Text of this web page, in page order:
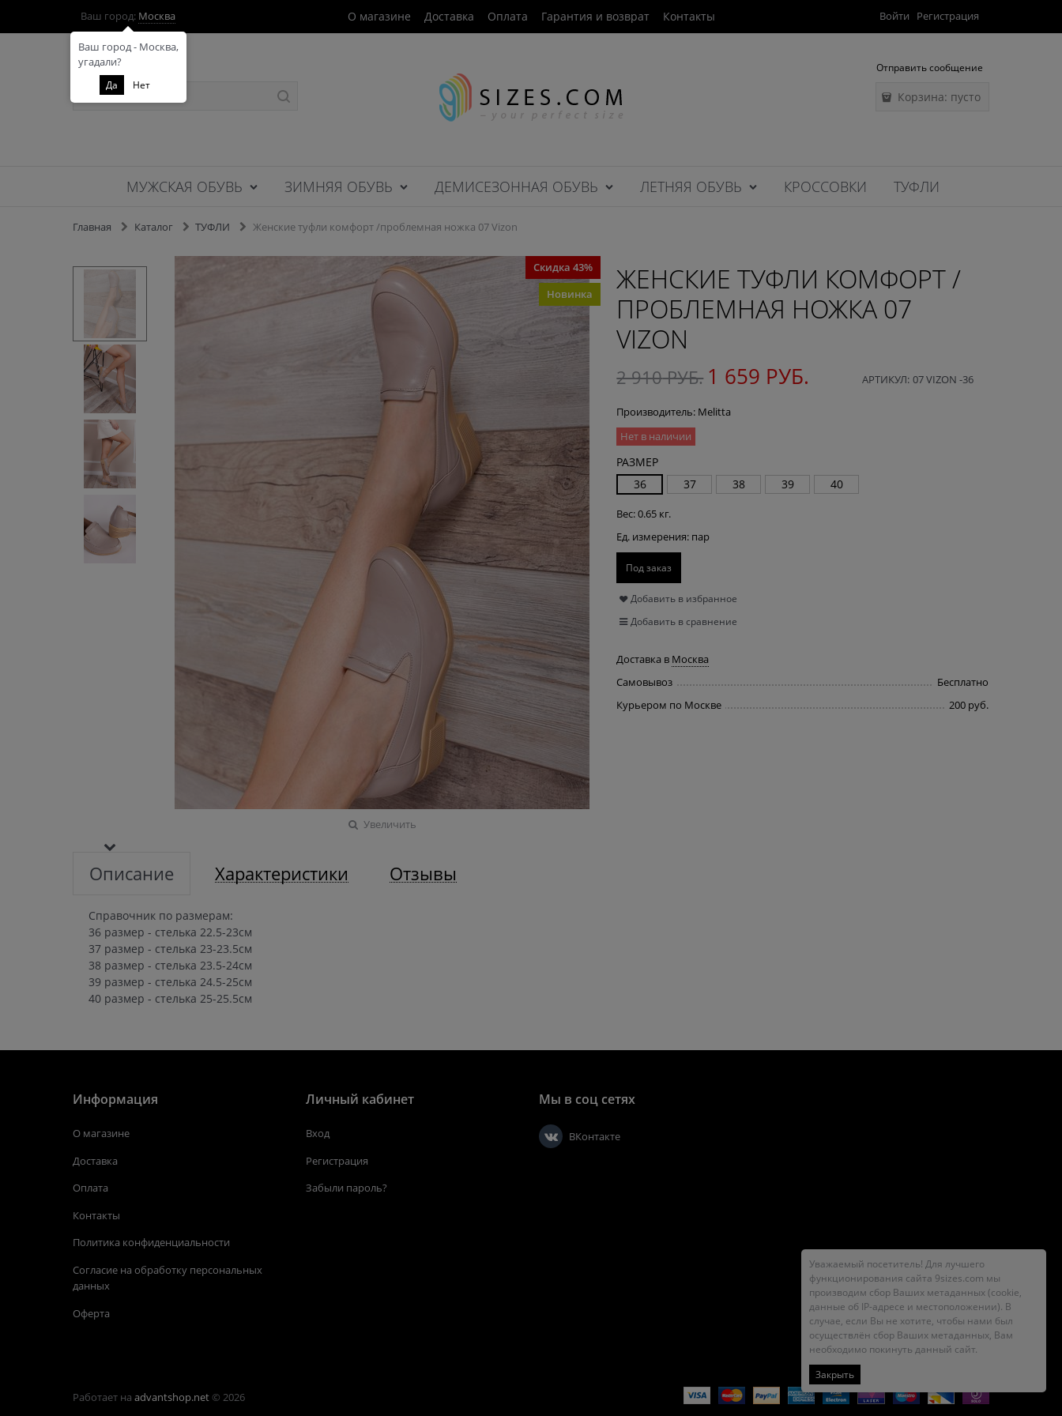
Ваш город: Москва О магазине Доставка Оплата Гарантия и возврат Контакты Войти Регистрация
Отправить сообщение
Корзина: пусто
МУЖСКАЯ ОБУВЬ ЗИМНЯЯ ОБУВЬ ДЕМИСЕЗОННАЯ ОБУВЬ ЛЕТНЯЯ ОБУВЬ КРОССОВКИ ТУФЛИ
Главная Каталог ТУФЛИ Женские туфли комфорт /проблемная ножка 07 Vizon
Скидка 43%
Новинка
Увеличить
ЖЕНСКИЕ ТУФЛИ КОМФОРТ /
ПРОБЛЕМНАЯ НОЖКА 07
VIZON
2 910 РУБ. 1 659 РУБ. АРТИКУЛ: 07 VIZON -36
Производитель: Melitta
Нет в наличии
РАЗМЕР
36
37 38 39 40
Вес:0.65 кг.
Ед. измерения: пар
Под заказ
Добавить в избранное
Добавить в сравнение
Доставка в Москва
Самовывоз
Бесплатно
Курьером по Москве
200 руб.
Описание Характеристики Отзывы
Справочник по размерам:
36 размер - стелька 22.5-23см
37 размер - стелька 23-23.5см
38 размер - стелька 23.5-24см
39 размер - стелька 24.5-25см
40 размер - стелька 25-25.5см
Информация
О магазине
Доставка
Оплата
Контакты
Политика конфиденциальности
Согласие на обработку персональных
данных
Оферта
Личный кабинет
Вход
Регистрация
Забыли пароль?
Мы в соц сетях
ВКонтакте
Работает на advantshop.net© 2026
Ваш город - Москва,
угадали?
Да Нет
Уважаемый посетитель! Для лучшего
функционирования сайта 9sizes.com мы
производим сбор Ваших метаданных (cookie,
данные об IP-адресе и местоположении). В
случае, если Вы не хотите, чтобы нами был
осуществлён сбор Ваших метаданных, Вам
необходимо покинуть данный сайт.
Закрыть